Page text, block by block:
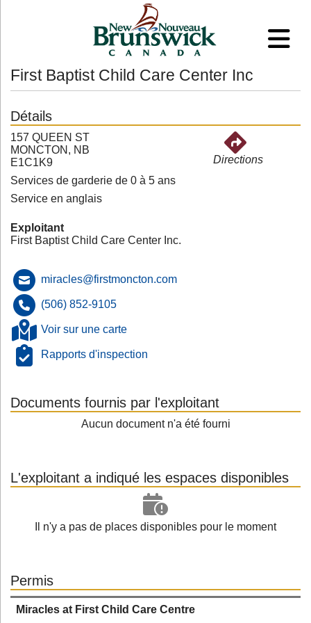
First Baptist Child Care Center Inc
Détails
157 QUEEN ST
MONCTON, NB
E1C1K9
Directions
Services de garderie de 0 à 5 ans
Service en anglais
Exploitant
First Baptist Child Care Center Inc.
miracles@firstmoncton.com
(506) 852-9105
Voir sur une carte
Rapports d'inspection
Documents fournis par l'exploitant
Aucun document n'a été fourni
L'exploitant a indiqué les espaces disponibles
Il n'y a pas de places disponibles pour le moment
Permis
Miracles at First Child Care Centre